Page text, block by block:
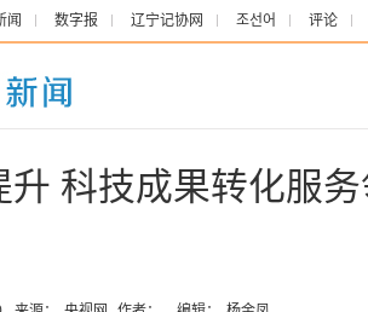
闻 数字报 辽宁记协网 조선어 评论
升 科技成果转化服